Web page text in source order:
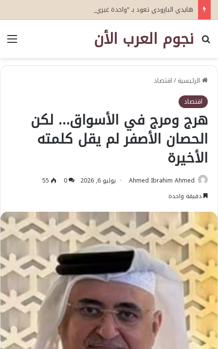
نجوم العرب الأن
بحث عن
الرئيسية/اقتصاد
اقتصاد
هرج ومرج في الأسواق… لكن
الحصان الأصفر لم يقل كلمته
الأخيرة
Ahmed Ibrahim Ahmed يوليو 6, 2026 0
55
دقيقة واحدة